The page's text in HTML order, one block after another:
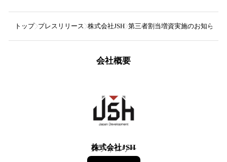
トップ プレスリリース 株式会社JSH 第三者割当増資実施のお知らせ
会社概要
株式会社JSH
10フォロワー